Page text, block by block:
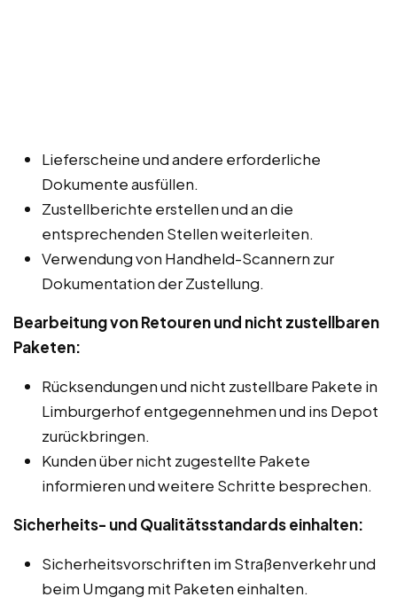
Lieferscheine und andere erforderliche
Dokumente ausfüllen.
Zustellberichte erstellen und an die
entsprechenden Stellen weiterleiten.
Verwendung von Handheld-Scannern zur
Dokumentation der Zustellung.
Bearbeitung von Retouren und nicht zustellbaren
Paketen:
Rücksendungen und nicht zustellbare Pakete in
Limburgerhof entgegennehmen und ins Depot
zurückbringen.
Kunden über nicht zugestellte Pakete
informieren und weitere Schritte besprechen.
Sicherheits- und Qualitätsstandards einhalten:
Sicherheitsvorschriften im Straßenverkehr und
beim Umgang mit Paketen einhalten.